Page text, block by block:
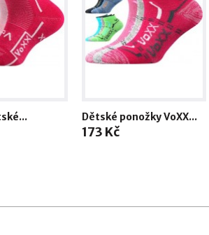
Dětské ponožky VoXX...
173 Kč